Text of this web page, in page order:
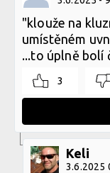
"klouže na
umístěném
...to úplně bolí
3
Keli
3.6.2025